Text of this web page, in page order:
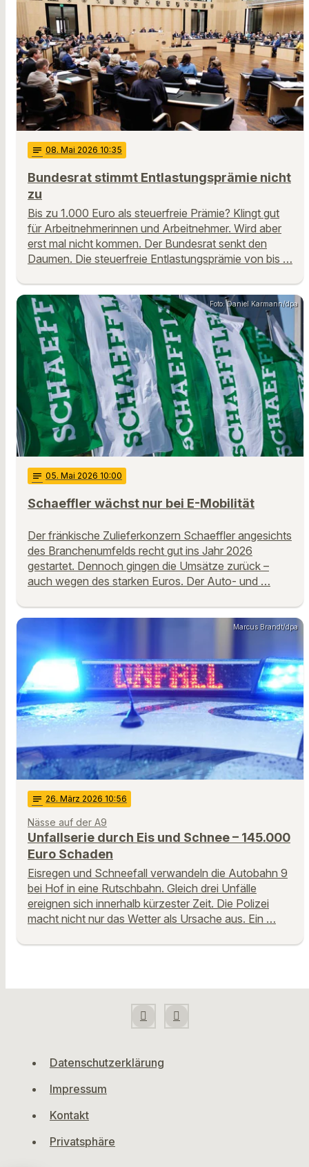
notes 08. Mai 2026 10:35
Bundesrat stimmt Entlastungsprämie nicht
zu
Bis zu 1.000 Euro als steuerfreie Prämie? Klingt gut
für Arbeitnehmerinnen und Arbeitnehmer. Wird aber
erst mal nicht kommen. Der Bundesrat senkt den
Daumen. Die steuerfreie Entlastungsprämie von bis …
Foto: Daniel Karmann/dpa
notes 05. Mai 2026 10:00
Schaeffler wächst nur bei E-Mobilität
Der fränkische Zulieferkonzern Schaeffler angesichts
des Branchenumfelds recht gut ins Jahr 2026
gestartet. Dennoch gingen die Umsätze zurück –
auch wegen des starken Euros. Der Auto- und …
Marcus Brandt/dpa
notes 26. März 2026 10:56
Nässe auf der A9
Unfallserie durch Eis und Schnee – 145.000
Euro Schaden
Eisregen und Schneefall verwandeln die Autobahn 9
bei Hof in eine Rutschbahn. Gleich drei Unfälle
ereignen sich innerhalb kürzester Zeit. Die Polizei
macht nicht nur das Wetter als Ursache aus. Ein …
Datenschutzerklärung
Impressum
Kontakt
Privatsphäre